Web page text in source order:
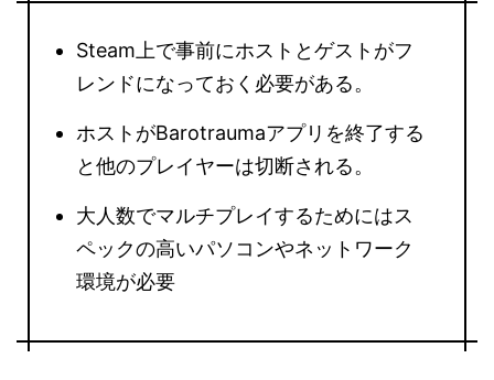
Steam上で事前にホストとゲストがフ
レンドになっておく必要がある。
ホストがBarotraumaアプリを終了する
と他のプレイヤーは切断される。
大人数でマルチプレイするためにはス
ペックの高いパソコンやネットワーク
環境が必要